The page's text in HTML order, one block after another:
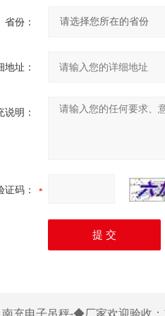
省份：
地址：
说明：
证码：
南充电子吊秤-◆厂家欢迎验收